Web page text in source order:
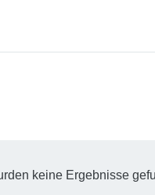
keine Ergebnisse